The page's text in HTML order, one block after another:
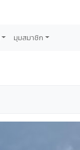
มุมสมาชิก